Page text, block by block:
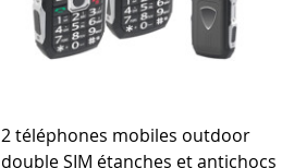
2 téléphones mobiles outdoor
double SIM étanches et antichocs